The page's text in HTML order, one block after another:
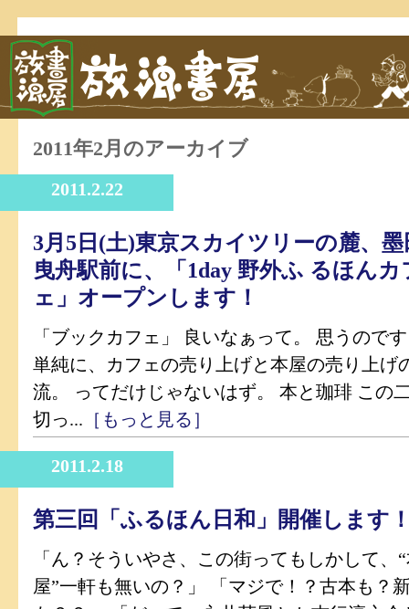
2011年2月のアーカイブ
2011.2.22
3月5日(土)東京スカイツリーの麓、墨
曳舟駅前に、「1day 野外ふ るほんカ
ェ」オープンします！
「ブックカフェ」 良いなぁって。 思うので
単純に、カフェの売り上げと本屋の売り上げ
流。 ってだけじゃないはず。 本と珈琲 この
切っ... ［もっと見る］
2011.2.18
第三回「ふるほん日和」開催します
「ん？そういやさ、この街ってもしかして、
屋”一軒も無いの？」 「マジで！？古本も？